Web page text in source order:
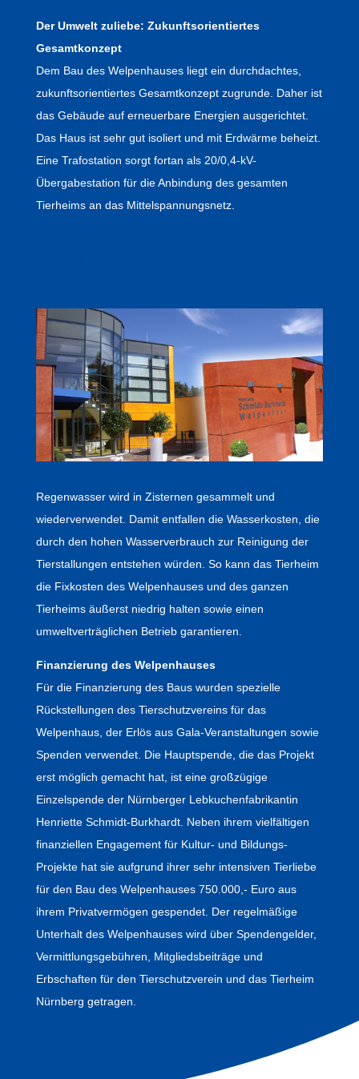
Der Umwelt zuliebe: Zukunftsorientiertes
Gesamtkonzept
Dem Bau des Welpenhauses liegt ein durchdachtes,
zukunftsorientiertes Gesamtkonzept zugrunde. Daher ist
das Gebäude auf erneuerbare Energien ausgerichtet.
Das Haus ist sehr gut isoliert und mit Erdwärme beheizt.
Eine Trafostation sorgt fortan als 20/0,4-kV-
Übergabestation für die Anbindung des gesamten
Tierheims an das Mittelspannungsnetz.
Regenwasser wird in Zisternen gesammelt und
wiederverwendet. Damit entfallen die Wasserkosten, die
durch den hohen Wasserverbrauch zur Reinigung der
Tierstallungen entstehen würden. So kann das Tierheim
die Fixkosten des Welpenhauses und des ganzen
Tierheims äußerst niedrig halten sowie einen
umweltverträglichen Betrieb garantieren.
Finanzierung des Welpenhauses
Für die Finanzierung des Baus wurden spezielle
Rückstellungen des Tierschutzvereins für das
Welpenhaus, der Erlös aus Gala-Veranstaltungen sowie
Spenden verwendet. Die Hauptspende, die das Projekt
erst möglich gemacht hat, ist eine großzügige
Einzelspende der Nürnberger Lebkuchenfabrikantin
Henriette Schmidt-Burkhardt. Neben ihrem vielfältigen
finanziellen Engagement für Kultur- und Bildungs-
Projekte hat sie aufgrund ihrer sehr intensiven Tierliebe
für den Bau des Welpenhauses 750.000,- Euro aus
ihrem Privatvermögen gespendet. Der regelmäßige
Unterhalt des Welpenhauses wird über Spendengelder,
Vermittlungsgebühren, Mitgliedsbeiträge und
Erbschaften für den Tierschutzverein und das Tierheim
Nürnberg getragen.